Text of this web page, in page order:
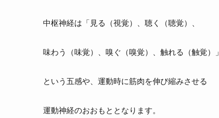
中枢神経は「見る（視覚）、聴く（聴覚）、
味わう（味覚）、嗅ぐ（嗅覚）、触れる（触覚）
という五感や、運動時に筋肉を伸び縮みさせる
運動神経のおおもととなります。